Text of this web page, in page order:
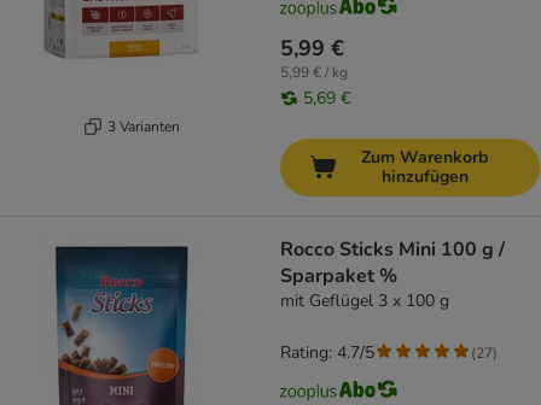
3 Varianten
5,99 €
5,99 € / kg
5,69 €
Zum Warenkorb
hinzufügen
Rocco Sticks Mini 100 g /
Sparpaket %
mit Geflügel 3 x 100 g
Rating: 4.7/5 (27)